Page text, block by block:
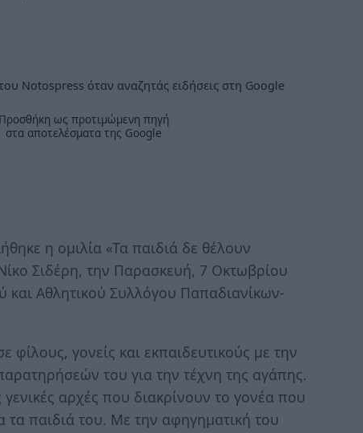
Notospress όταν αναζητάς ειδήσεις στη Google
Προσθήκη ως προτιμώμενη πηγή
στα αποτελέσματα της Google
η ομιλία «Τα παιδιά δε θέλουν
Σιδέρη, την Παρασκευή, 7 Οκτωβρίου
και Αθλητικού Συλλόγου Παπαδιανίκων-
γονείς και εκπαιδευτικούς με την
του για την τέχνη της αγάπης.
αρχές που διακρίνουν το γονέα που
τα παιδιά του. Με την αφηγηματική του